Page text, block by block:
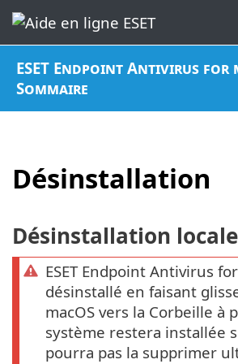
ESET Endpoint Antivirus for
Sommaire
Désinstallation
Désinstallation locale
ESET Endpoint Antivirus
désinstallé en faisant
macOS vers la Corbeille à
système restera installée
pourra pas la supprimer